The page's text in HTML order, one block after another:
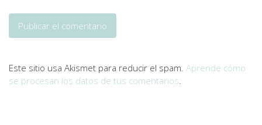
Este sitio usa Akismet para reducir el spam. Aprende cómo
se procesan los datos de tus comentarios